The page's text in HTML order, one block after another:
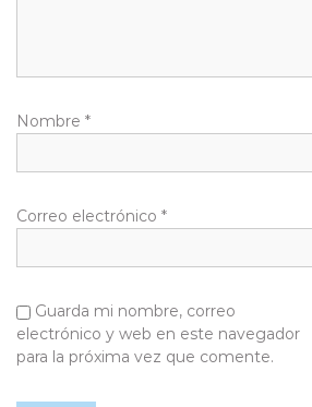
Nombre *
Correo electrónico *
Guarda mi nombre, correo
electrónico y web en este navegador
para la próxima vez que comente.